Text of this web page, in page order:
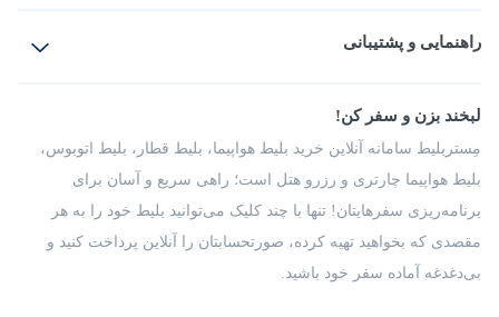
بلیط قطار
راهنمایی و پشتیبانی
شرایط و مقررات
راهکار سازمانی
فرصت‌های شغلی
درباره ما
لبخند بزن و سفر کن!
مِستربلیط سامانه آنلاین خرید بلیط هواپیما، بلیط قطار، بلیط اتوبوس،
بلیط هواپیما چارتری و رزرو هتل است؛ راهی سریع و آسان برای
برنامه‌ریزی سفرهایتان! تنها با چند کلیک می‌توانید بلیط خود را به هر
مقصدی که بخواهید تهیه کرده، صورتحسابتان را آنلاین پرداخت کنید و
بی‌دغدغه آماده سفر خود باشید.